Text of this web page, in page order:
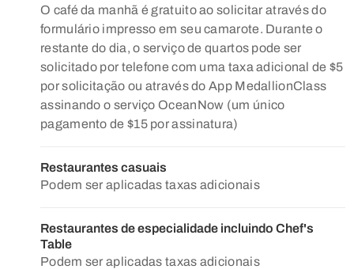
O café da manhã é gratuito ao solicitar através do
formulário impresso em seu camarote. Durante o
restante do dia, o serviço de quartos pode ser
solicitado por telefone com uma taxa adicional de $5
por solicitação ou através do App MedallionClass
assinando o serviço OceanNow (um único
pagamento de $15 por assinatura)
Restaurantes casuais
Podem ser aplicadas taxas adicionais
Restaurantes de especialidade incluindo Chef's
Table
Podem ser aplicadas taxas adicionais